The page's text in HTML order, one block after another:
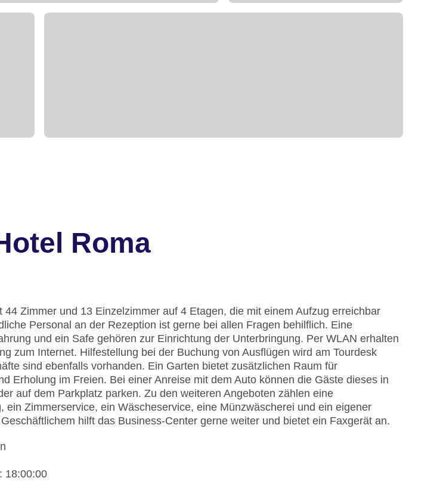
Roma
44 Zimmer und 13 Einzelzimmer auf 4 Etagen, die mit einem Aufzug erreichbar
Personal an der Rezeption ist gerne bei allen Fragen behilflich. Eine
und ein Safe gehören zur Einrichtung der Unterbringung. Per WLAN erhalten
zum Internet. Hilfestellung bei der Buchung von Ausflügen wird am Tourdesk
sind ebenfalls vorhanden. Ein Garten bietet zusätzlichen Raum für
Erholung im Freien. Bei einer Anreise mit dem Auto können die Gäste dieses in
auf dem Parkplatz parken. Zu den weiteren Angeboten zählen eine
ein Zimmerservice, ein Wäscheservice, eine Münzwäscherei und ein eigener
hilft das Business-Center gerne weiter und bietet ein Faxgerät an.
18:00:00